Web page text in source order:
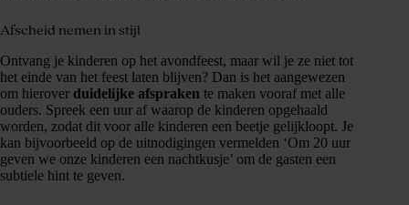
Afscheid nemen in stijl
Ontvang je kinderen op het avondfeest, maar wil je ze niet tot
het einde van het feest laten blijven? Dan is het aangewezen
om hierover duidelijke afspraken te maken vooraf met alle
ouders. Spreek een uur af waarop de kinderen opgehaald
worden, zodat dit voor alle kinderen een beetje gelijkloopt. Je
kan bijvoorbeeld op de uitnodigingen vermelden ‘Om 20 uur
geven we onze kinderen een nachtkusje’ om de gasten een
subtiele hint te geven.